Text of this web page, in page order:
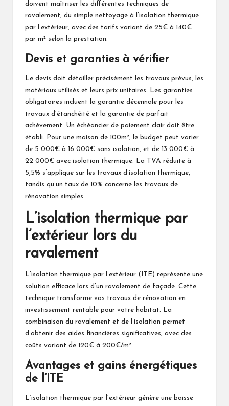
doivent maîtriser les différentes techniques de
ravalement, du simple nettoyage à l’isolation thermique
par l’extérieur, avec des tarifs variant de 25€ à 140€
par m² selon la prestation.
Devis et garanties à vérifier
Le devis doit détailler précisément les travaux prévus, les
matériaux utilisés et leurs prix unitaires. Les garanties
obligatoires incluent la garantie décennale pour les
travaux d’étanchéité et la garantie de parfait
achèvement. Un échéancier de paiement clair doit être
établi. Pour une maison de 100m², le budget peut varier
de 5 000€ à 16 000€ sans isolation, et de 13 000€ à
22 000€ avec isolation thermique. La TVA réduite à
5,5% s’applique sur les travaux d’isolation thermique,
tandis qu’un taux de 10% concerne les travaux de
rénovation simples.
L’isolation thermique par
l’extérieur lors du
ravalement
L’isolation thermique par l’extérieur (ITE) représente une
solution efficace lors d’un ravalement de façade. Cette
technique transforme vos travaux de rénovation en
investissement rentable pour votre habitat. La
combinaison du ravalement et de l’isolation permet
d’obtenir des aides financières significatives, avec des
coûts variant de 120€ à 200€/m².
Avantages et gains énergétiques
de l’ITE
L’isolation thermique par l’extérieur génère une baisse